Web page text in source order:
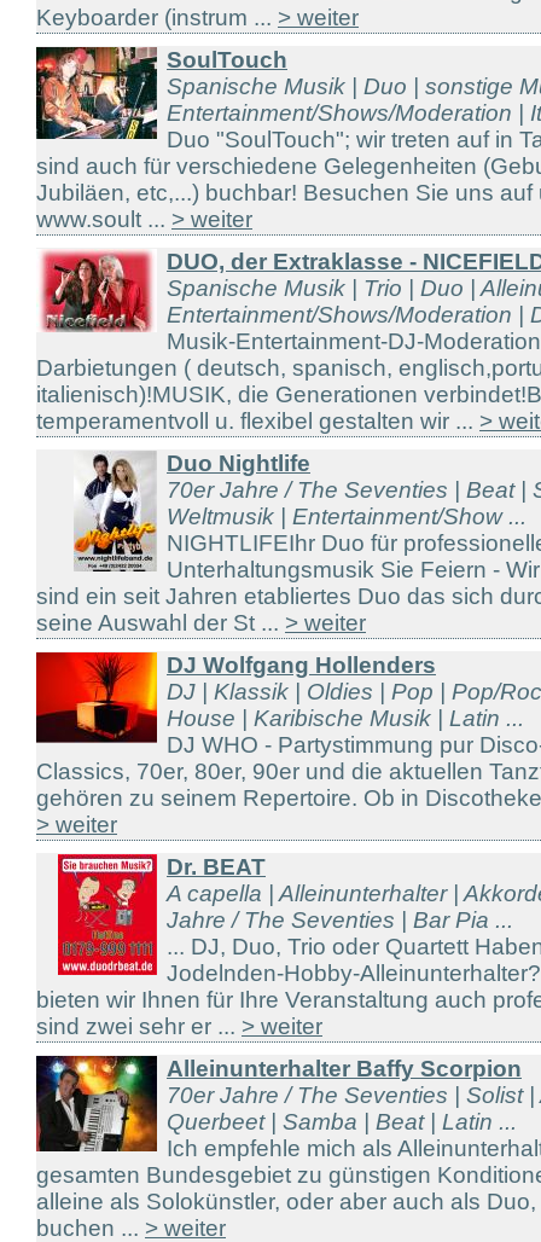
Keyboarder (instrum ... > weiter
SoulTouch
Spanische Musik | Duo | sonstige
Entertainment/Shows/Moderation |
Duo "SoulTouch"; wir treten auf in
sind auch für verschiedene Gelegenheiten
Jubiläen, etc,...) buchbar! Besuchen Sie uns
www.soult ... > weiter
DUO, der Extraklasse -
Spanische Musik | Trio | Duo |
Entertainment/Shows/Moderation |
Musik-Entertainment-DJ-
Darbietungen ( deutsch, spanisch,
italienisch)!MUSIK, die Generationen
temperamentvoll u. flexibel gestalten wir ... >
Duo Nightlife
70er Jahre / The Seventies | Beat |
Weltmusik | Entertainment/Show ...
NIGHTLIFEIhr Duo für
Unterhaltungsmusik Sie Feiern -
sind ein seit Jahren etabliertes Duo das sich
seine Auswahl der St ... > weiter
DJ Wolfgang Hollenders
DJ | Klassik | Oldies | Pop | Pop/
House | Karibische Musik | Latin ...
DJ WHO - Partystimmung pur
Classics, 70er, 80er, 90er und die aktuellen
gehören zu seinem Repertoire. Ob in
> weiter
Dr. BEAT
A capella | Alleinunterhalter |
Jahre / The Seventies | Bar Pia ...
... DJ, Duo, Trio oder Quartett
Jodelnden-Hobby-
bieten wir Ihnen für Ihre Veranstaltung auch
sind zwei sehr er ... > weiter
Alleinunterhalter Baffy Scorpion
70er Jahre / The Seventies | Solist
Querbeet | Samba | Beat | Latin ...
Ich empfehle mich als
gesamten Bundesgebiet zu günstigen
alleine als Solokünstler, oder aber auch als
buchen ... > weiter